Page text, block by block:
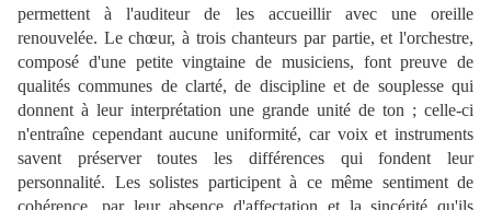
permettent à l'auditeur de les accueillir avec une oreille
renouvelée. Le chœur, à trois chanteurs par partie, et l'orchestre,
composé d'une petite vingtaine de musiciens, font preuve de
qualités communes de clarté, de discipline et de souplesse qui
donnent à leur interprétation une grande unité de ton ; celle-ci
n'entraîne cependant aucune uniformité, car voix et instruments
savent préserver toutes les différences qui fondent leur
personnalité. Les solistes participent à ce même sentiment de
cohérence, par leur absence d'affectation et la sincérité qu'ils